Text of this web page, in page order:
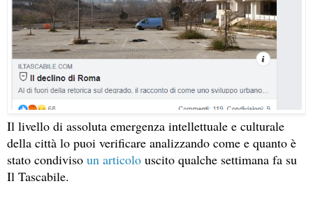
Il livello di assoluta emergenza intellettuale e culturale
della città lo puoi verificare analizzando come e quanto è
stato condiviso un articolo uscito qualche settimana fa su
Il Tascabile.